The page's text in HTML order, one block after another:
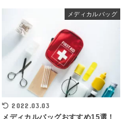
メディカルバッグ
2022.03.03
メディカルバッグおすすめ15選！